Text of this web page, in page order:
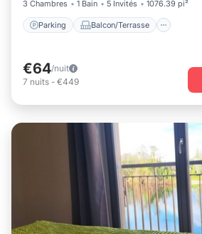
3 Chambres 1 Bain 5 Invités 1076.39 pi²
Parking Balcon/Terrasse
€64/nuit
7 nuits - €449